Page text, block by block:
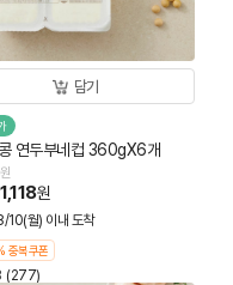
담기
연두부네컵 360gX6개
원
원
10(월) 이내 도착
중복쿠폰
(277)